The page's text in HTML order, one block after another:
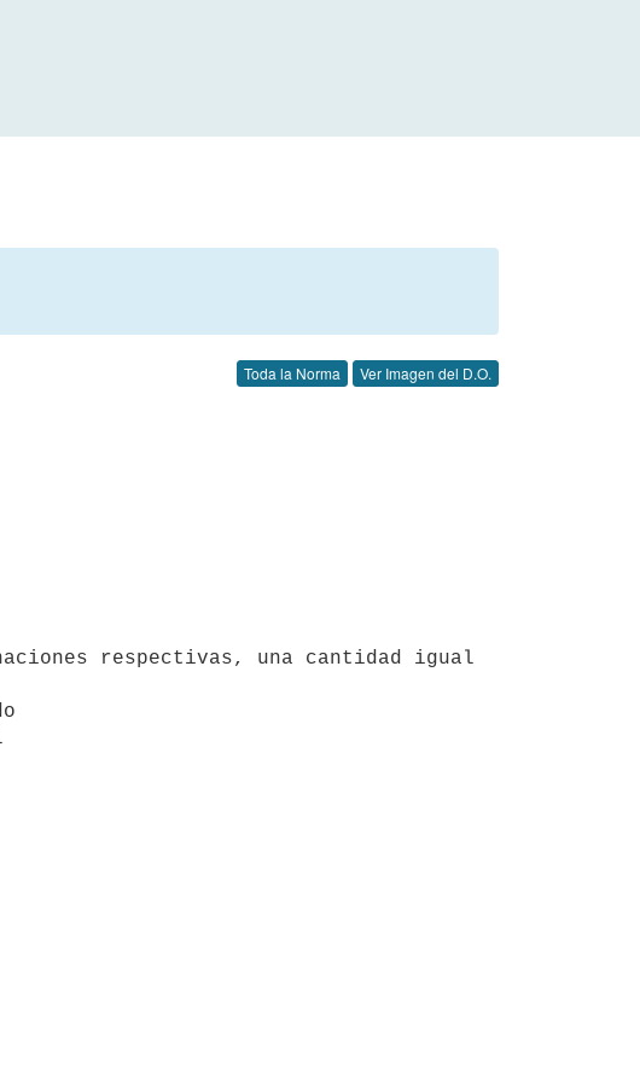
Toda la Norma Ver Imagen del D.O.
respectivas, una cantidad igual